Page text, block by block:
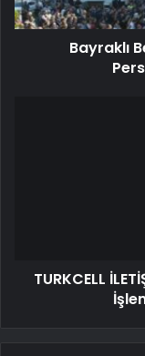
Bayraklı
TURKCELL